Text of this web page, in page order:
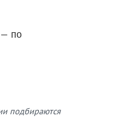
— по
подбираются